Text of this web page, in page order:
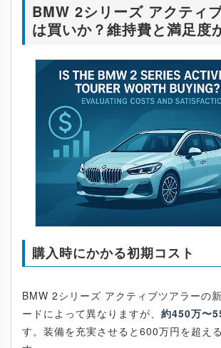
BMW 2シリーズ アクティ
は買いか？維持費と満足度
購入時にかかる初期コスト
BMW 2シリーズ アクティブツアラーの
ードによって異なりますが、 約450万〜
す。装備を充実させると600万円を超え